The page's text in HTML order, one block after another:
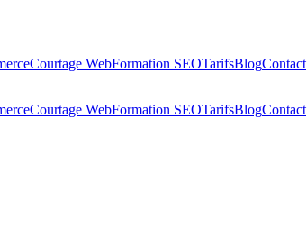
Courtage WebFormation SEOTarifsBlogContact
Courtage WebFormation SEOTarifsBlogContact